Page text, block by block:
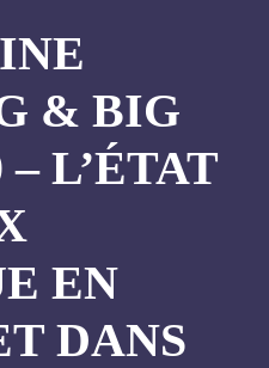
& BIG
– L’ÉTAT
EN
DANS